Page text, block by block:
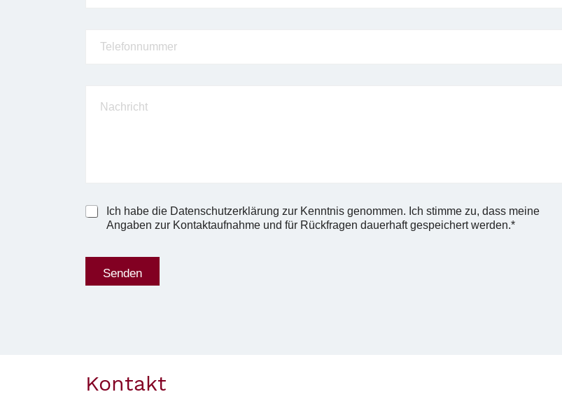
Ich habe die Datenschutzerklärung zur Kenntnis genommen. Ich stimme zu, dass meine
Angaben zur Kontaktaufnahme und für Rückfragen dauerhaft gespeichert werden.*
Senden
Kontakt